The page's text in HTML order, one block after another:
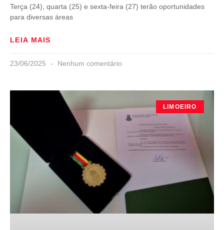
Terça (24), quarta (25) e sexta-feira (27) terão oportunidades
para diversas áreas
LEIA MAIS
23/06/2025 Nenhum comentário
LIMOEIRO